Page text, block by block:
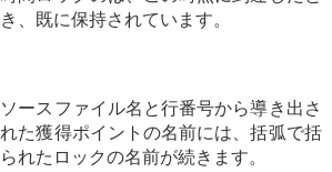
き、既に保持されています。
ソースファイル名と行番号から導き出さ
れた獲得ポイントの名前には、括弧で括
られたロックの名前が続きます。